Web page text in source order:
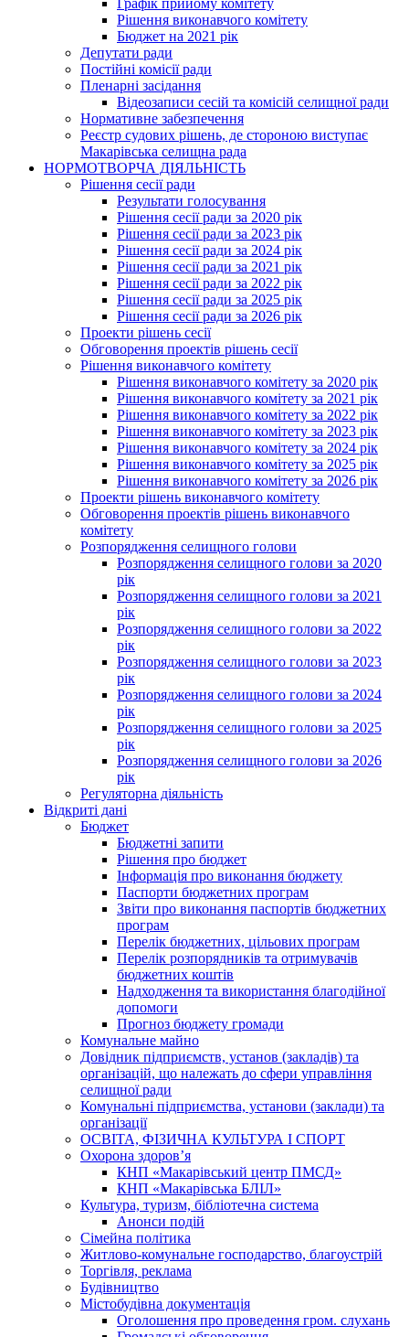
Графік прийому комітету
Рішення виконавчого комітету
Бюджет на 2021 рік
Депутати ради
Постійні комісії ради
Пленарні засідання
Відеозаписи сесій та комісій селищної ради
Нормативне забезпечення
Реєстр судових рішень, де стороною виступає
Макарівська селищна рада
НОРМОТВОРЧА ДІЯЛЬНІСТЬ
Рішення сесії ради
Результати голосування
Рішення сесії ради за 2020 рік
Рішення сесії ради за 2023 рік
Рішення сесії ради за 2024 рік
Рішення сесії ради за 2021 рік
Рішення сесії ради за 2022 рік
Рішення сесії ради за 2025 рік
Рішення сесії ради за 2026 рік
Проекти рішень сесії
Обговорення проектів рішень сесії
Рішення виконавчого комітету
Рішення виконавчого комітету за 2020 рік
Рішення виконавчого комітету за 2021 рік
Рішення виконавчого комітету за 2022 рік
Рішення виконавчого комітету за 2023 рік
Рішення виконавчого комітету за 2024 рік
Рішення виконавчого комітету за 2025 рік
Рішення виконавчого комітету за 2026 рік
Проекти рішень виконавчого комітету
Обговорення проектів рішень виконавчого
комітету
Розпорядження селищного голови
Розпорядження селищного голови за 2020
рік
Розпорядження селищного голови за 2021
рік
Розпорядження селищного голови за 2022
рік
Розпорядження селищного голови за 2023
рік
Розпорядження селищного голови за 2024
рік
Розпорядження селищного голови за 2025
рік
Розпорядження селищного голови за 2026
рік
Регуляторна діяльність
Відкриті дані
Бюджет
Бюджетні запити
Рішення про бюджет
Інформація про виконання бюджету
Паспорти бюджетних програм
Звіти про виконання паспортів бюджетних
програм
Перелік бюджетних, цільових програм
Перелік розпорядників та отримувачів
бюджетних коштів
Надходження та використання благодійної
допомоги
Прогноз бюджету громади
Комунальне майно
Довідник підприємств, установ (закладів) та
організацій, що належать до сфери управління
селищної ради
Комунальні підприємства, установи (заклади) та
організації
ОСВІТА, ФІЗИЧНА КУЛЬТУРА І СПОРТ
Охорона здоров’я
КНП «Макарівський центр ПМСД»
КНП «Макарівська БЛІЛ»
Культура, туризм, бібліотечна система
Анонси подій
Сімейна політика
Житлово-комунальне господарство, благоустрій
Торгівля, реклама
Будівництво
Містобудівна документація
Оголошення про проведення гром. слухань